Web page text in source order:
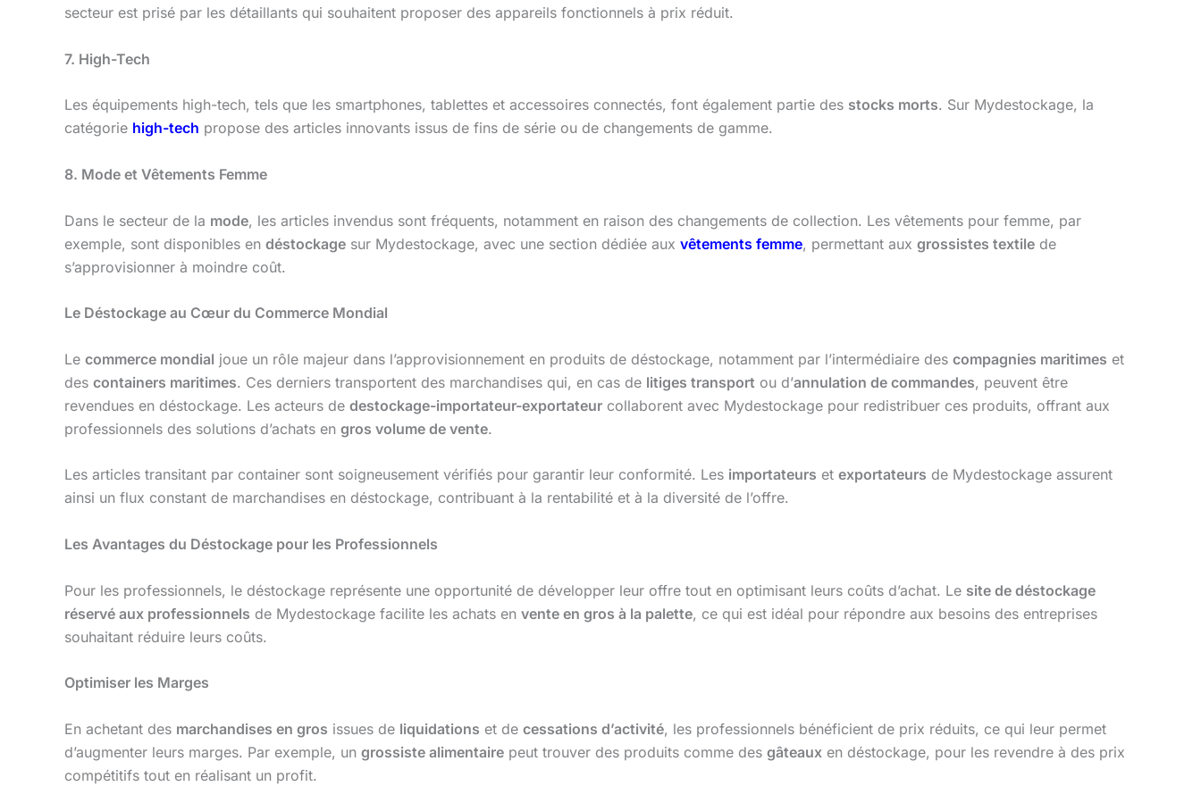
secteur est prisé par les détaillants qui souhaitent proposer des appareils fonctionnels à prix réduit.
7. High-Tech
Les équipements high-tech, tels que les smartphones, tablettes et accessoires connectés, font également partie des stocks morts. Sur Mydestockage, la
catégorie high-tech propose des articles innovants issus de fins de série ou de changements de gamme.
8. Mode et Vêtements Femme
Dans le secteur de la mode, les articles invendus sont fréquents, notamment en raison des changements de collection. Les vêtements pour femme, par
exemple, sont disponibles en déstockage sur Mydestockage, avec une section dédiée aux vêtements femme, permettant aux grossistes textile de
s’approvisionner à moindre coût.
Le Déstockage au Cœur du Commerce Mondial
Le commerce mondial joue un rôle majeur dans l’approvisionnement en produits de déstockage, notamment par l’intermédiaire des compagnies maritimes et
des containers maritimes. Ces derniers transportent des marchandises qui, en cas de litiges transport ou d’annulation de commandes, peuvent être
revendues en déstockage. Les acteurs de destockage-importateur-exportateur collaborent avec Mydestockage pour redistribuer ces produits, offrant aux
professionnels des solutions d’achats en gros volume de vente.
Les articles transitant par container sont soigneusement vérifiés pour garantir leur conformité. Les importateurs et exportateurs de Mydestockage assurent
ainsi un flux constant de marchandises en déstockage, contribuant à la rentabilité et à la diversité de l’offre.
Les Avantages du Déstockage pour les Professionnels
Pour les professionnels, le déstockage représente une opportunité de développer leur offre tout en optimisant leurs coûts d’achat. Le site de déstockage
réservé aux professionnels de Mydestockage facilite les achats en vente en gros à la palette, ce qui est idéal pour répondre aux besoins des entreprises
souhaitant réduire leurs coûts.
Optimiser les Marges
En achetant des marchandises en gros issues de liquidations et de cessations d’activité, les professionnels bénéficient de prix réduits, ce qui leur permet
d’augmenter leurs marges. Par exemple, un grossiste alimentaire peut trouver des produits comme des gâteaux en déstockage, pour les revendre à des prix
compétitifs tout en réalisant un profit.